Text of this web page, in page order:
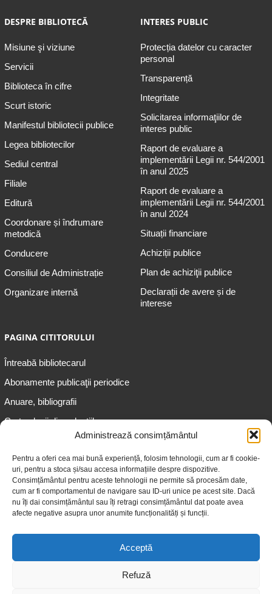
Administrează consimțământul
Pentru a oferi cea mai bună experiență, folosim tehnologii, cum ar fi cookie-
uri, pentru a stoca și/sau accesa informațiile despre dispozitive.
Consimțământul pentru aceste tehnologii ne permite să procesăm date,
cum ar fi comportamentul de navigare sau ID-uri unice pe acest site. Dacă
nu îți dai consimțământul sau îți retragi consimțământul dat poate avea
afecte negative asupra unor anumite funcționalități și funcții.
Acceptă
Refuză
DESPRE BIBLIOTECĂ
Misiune şi viziune
Servicii
Biblioteca în cifre
Scurt istoric
Manifestul bibliotecii publice
Legea bibliotecilor
Sediul central
Filiale
Editură
Coordonare și îndrumare
metodică
Conducere
Consiliul de Administrație
Organizare internă
INTERES PUBLIC
Protecția datelor cu caracter
personal
Transparență
Integritate
Solicitarea informaţiilor de
interes public
Raport de evaluare a
implementării Legii nr. 544/2001
în anul 2025
Raport de evaluare a
implementării Legii nr. 544/2001
în anul 2024
Situații financiare
Achiziții publice
Plan de achiziţii publice
Declarații de avere și de
interese
PAGINA CITITORULUI
Întreabă bibliotecarul
Abonamente publicaţii periodice
Anuare, bibliografii
Cartea lunii din colecțiile
Informații pentru adolescenți
Informații pentru adulți
Informații pentru seniori